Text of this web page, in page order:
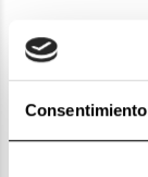
Consentimiento
Devoluciones